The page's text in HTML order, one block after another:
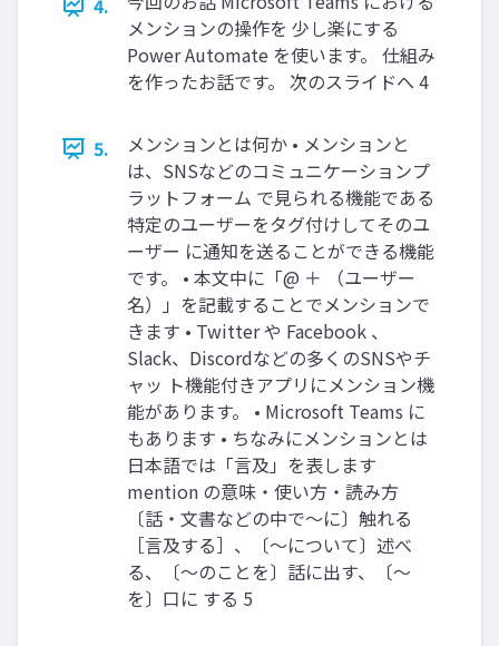
4.
メンションの操作を 少し楽にする
Power Automate を使います。 仕組み
を作ったお話です。 次のスライドへ 4
5.
メンションとは何か • メンションと
は、SNSなどのコミュニケーションプ
ラットフォーム で見られる機能である
特定のユーザーをタグ付けしてそのユ
ーザー に通知を送ることができる機能
です。 • 本文中に「@ ＋ （ユーザー
名）」を記載することでメンションで
きます • Twitter や Facebook 、
Slack、Discordなどの多くのSNSやチ
ャッ ト機能付きアプリにメンション機
能があります。 • Microsoft Teams に
もあります • ちなみにメンションとは
日本語では「言及」を表します
mention の意味・使い方・読み方
〔話・文書などの中で～に〕触れる
［言及する］、〔～について〕述べ
る、〔～のことを〕話に出す、〔～
を〕口に する 5